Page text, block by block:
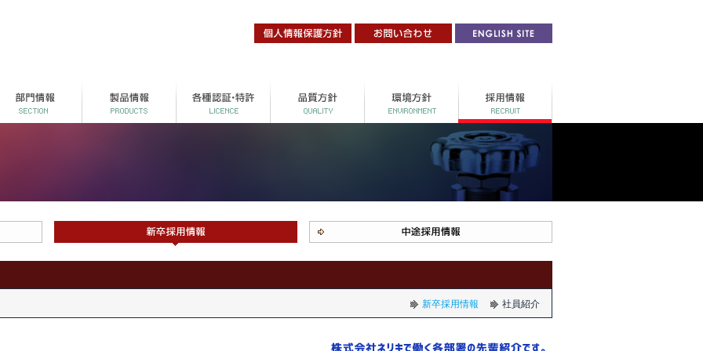
新卒採用情報 社員紹介